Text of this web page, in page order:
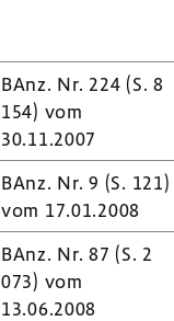
BAnz. Nr. 224 (S. 8
154) vom
30.11.2007
BAnz. Nr. 9 (S. 121)
vom 17.01.2008
BAnz. Nr. 87 (S. 2
073) vom
13.06.2008